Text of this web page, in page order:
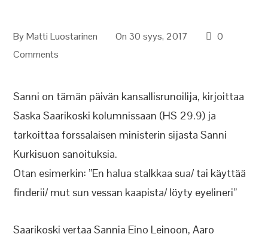
ByMatti Luostarinen On 30 syys, 2017
0
Comments
Sanni on tämän päivän kansallisrunoilija, kirjoittaa
Saska Saarikoski kolumnissaan (HS 29.9) ja
tarkoittaa forssalaisen ministerin sijasta Sanni
Kurkisuon sanoituksia.
Otan esimerkin: ”En halua stalkkaa sua/ tai käyttää
finderii/ mut sun vessan kaapista/ löyty eyelineri”
Saarikoski vertaa Sannia Eino Leinoon, Aaro